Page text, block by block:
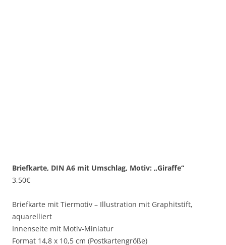
Briefkarte, DIN A6 mit Umschlag, Motiv: „Giraffe“
3,50€
Briefkarte mit Tiermotiv – Illustration mit Graphitstift,
aquarelliert
Innenseite mit Motiv-Miniatur
Format 14,8 x 10,5 cm (Postkartengröße)